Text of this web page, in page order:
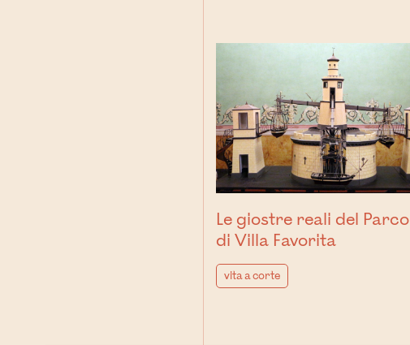
Le giostre reali del Parco
di Villa Favorita
vita a corte